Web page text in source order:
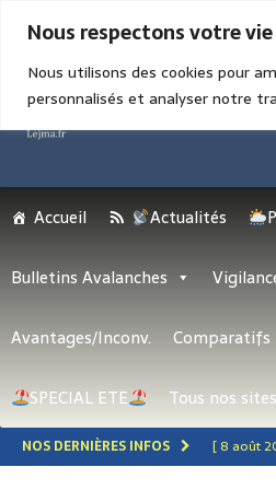
Nous respectons votre
Nous utilisons des cookies pour
personnalisés et analyser notre
Accueil Actualités
Bulletins Avalanches
Avantages/Inconv. Comparatifs
SPECIAL ETE Tous nos
NOS DERNIÈRES INFOS [ 8 août